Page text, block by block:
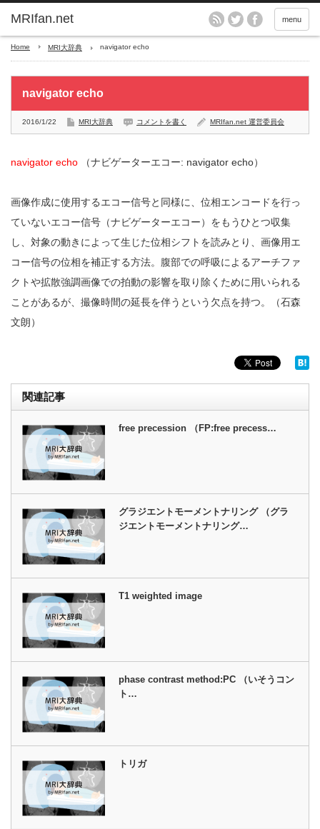
MRIfan.net menu
Home MRI大辞典 navigator echo
navigator echo
2016/1/22 MRI大辞典 コメントを書く MRIfan.net 運営委員会
navigator echo （ナビゲーターエコー: navigator echo）
画像作成に使用するエコー信号と同様に、位相エンコードを行っ
ていないエコー信号（ナビゲーターエコー）をもうひとつ収集
し、対象の動きによって生じた位相シフトを読みとり、画像用エ
コー信号の位相を補正する方法。腹部での呼吸によるアーチファ
クトや拡散強調画像での拍動の影響を取り除くために用いられる
ことがあるが、撮像時間の延長を伴うという欠点を持つ。（石森
文朗）
関連記事
free precession （FP:free precess…
グラジエントモーメントナリング （グラ
ジエントモーメントナリング…
T1 weighted image
phase contrast method:PC （いそうコン
ト…
トリガ